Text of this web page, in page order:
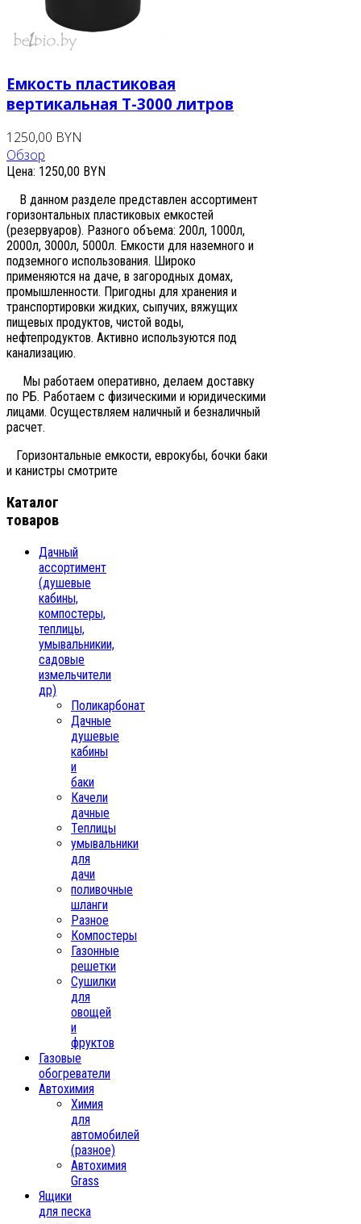
Емкость пластиковая
вертикальная T-3000 литров
1250,00 BYN
Обзор
Цена: 1250,00 BYN
В данном разделе представлен ассортимент
горизонтальных пластиковых емкостей
(резервуаров). Разного объема: 200л, 1000л,
2000л, 3000л, 5000л. Емкости для наземного и
подземного использования. Широко
применяются на даче, в загородных домах,
промышленности. Пригодны для хранения и
транспортировки жидких, сыпучих, вяжущих
пищевых продуктов, чистой воды,
нефтепродуктов. Активно используются под
канализацию.
Мы работаем оперативно, делаем доставку
по РБ. Работаем с физическими и юридическими
лицами. Осуществляем наличный и безналичный
расчет.
Горизонтальные емкости, еврокубы, бочки баки
и канистры смотрите
Каталог
товаров
Дачный
ассортимент
(душевые
кабины,
компостеры,
теплицы,
умывальникии,
садовые
измельчители
др)
Поликарбонат
Дачные
душевые
кабины
и
баки
Качели
дачные
Теплицы
умывальники
для
дачи
поливочные
шланги
Разное
Компостеры
Газонные
решетки
Сушилки
для
овощей
и
фруктов
Газовые
обогреватели
Автохимия
Химия
для
автомобилей
(разное)
Автохимия
Grass
Ящики
для песка